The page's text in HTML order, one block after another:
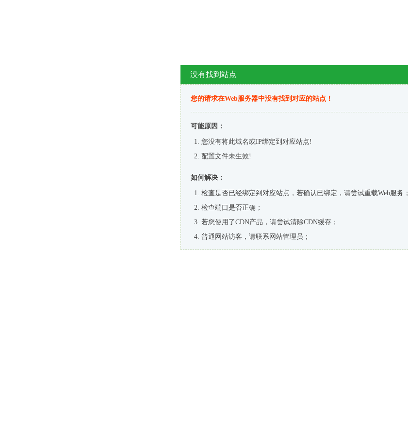
没有找到站点
您的请求在Web服务器中没有找到对应的站点！
可能原因：
您没有将此域名或IP绑定到对应站点!
配置文件未生效!
如何解决：
检查是否已经绑定到对应站点，若确认已绑定，请尝试重载Web服务；
检查端口是否正确；
若您使用了CDN产品，请尝试清除CDN缓存；
普通网站访客，请联系网站管理员；